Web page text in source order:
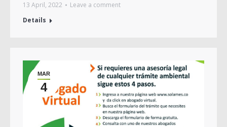
13 April, 2022
Leave a comment
Details
MAR
4